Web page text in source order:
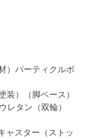
）パーティクルボ
）（脚ベース）
レタン（双輪）
ャスター（ストッ